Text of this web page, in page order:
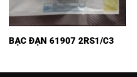
BẠC ĐẠN 61907 2RS1/C3